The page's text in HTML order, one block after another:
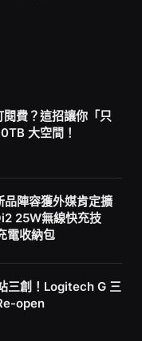
費？這招讓你「只
大空間！
陣容獲外媒肯定擴
25W無線快充技
電收納包
三創！Logitech G 三
open